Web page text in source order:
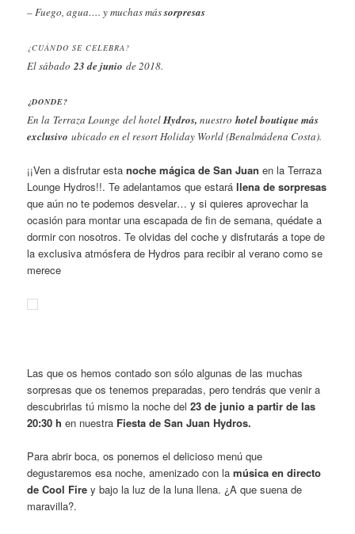
– Fuego, agua…. y muchas mássorpresas
¿CUÁNDO SE CELEBRA?
El sábado 23 de junio de 2018.
¿DONDE?
En la Terraza Lounge del hotelHydros,nuestrohotel boutique más
exclusivoubicado en el resort Holiday World (Benalmádena Costa).
¡¡Ven a disfrutar estanoche mágica de San Juan en la Terraza
Lounge Hydros!!. Te adelantamos que estarállena de sorpresas
que aún no te podemos desvelar… y si quieres aprovechar la
ocasión para montar una escapada de fin de semana, quédate a
dormir con nosotros. Te olvidas del coche y disfrutarás a tope de
la exclusiva atmósfera de Hydros para recibir al verano como se
merece
Las que os hemos contado son sólo algunas de las muchas
sorpresas que os tenemos preparadas, pero tendrás que venir a
descubrirlas tú mismo la noche del 23 de junio a partir de las
20:30 h en nuestra Fiesta de San Juan Hydros.
Para abrir boca, os ponemos el delicioso menú que
degustaremos esa noche, amenizado con lamúsica en directo
de Cool Fire y bajo la luz de la luna llena. ¿A que suena de
maravilla?.